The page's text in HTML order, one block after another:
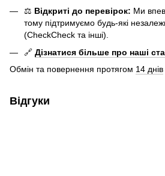
⚖️ Відкриті до перевірок: Ми
тому підтримуємо будь-які
(CheckCheck та інші).
🔗 Дізнатися більше про наші
Обмін та повернення протягом 14 днів
Відгуки